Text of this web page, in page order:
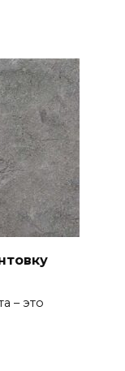
– это